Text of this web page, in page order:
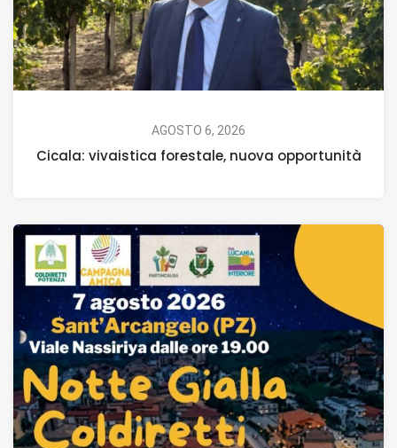
AGOSTO 6, 2026
Cicala: vivaistica forestale, nuova opportunità